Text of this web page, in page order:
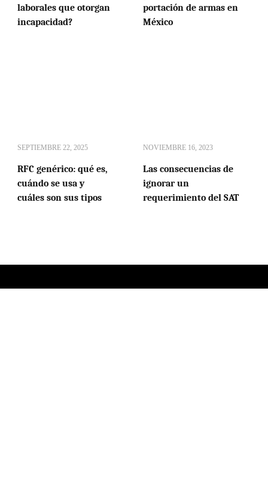
laborales que otorgan
incapacidad?
portación de armas en
México
SEPTIEMBRE 22, 2025
RFC genérico: qué es,
cuándo se usa y
cuáles son sus tipos
NOVIEMBRE 16, 2023
Las consecuencias de
ignorar un
requerimiento del SAT